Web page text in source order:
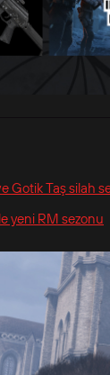
Gotik Taş silah
yeni RM sezonu